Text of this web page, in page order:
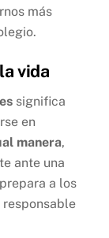
más
vida
significa
en
manera,
ante una
a los
responsable